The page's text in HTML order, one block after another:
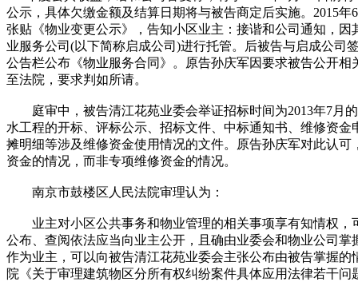
公示，具体欠缴金额及结算日期将与被告商定后实施。2015年
张贴《物业变更公示》，告知小区业主：接谐和公司通知，因
业服务公司(以下简称启成公司)进行托管。后被告与启成公司
公告栏公布《物业服务合同》。原告孙庆军因要求被告公开相
至法院，要求判如所请。
庭审中，被告清江花苑业委会举证招标时间为2013年7月
水工程的开标、评标公示、招标文件、中标通知书、维修资金
摊明细等涉及维修资金使用情况的文件。原告孙庆军对此认可
资金的情况，而非专项维修资金的情况。
南京市鼓楼区人民法院审理认为：
业主对小区公共事务和物业管理的相关事项享有知情权，
公布、查阅依法应当向业主公开，且确由业委会和物业公司掌
作为业主，可以向被告清江花苑业委会主张公布由被告掌握的
院《关于审理建筑物区分所有权纠纷案件具体应用法律若干